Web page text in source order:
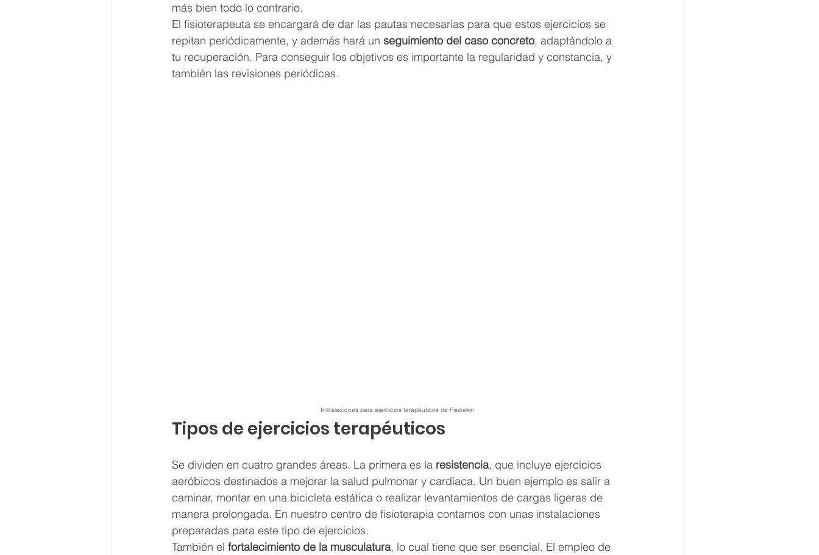
más bien todo lo contrario.
El fisioterapeuta se encargará de dar las pautas necesarias para que estos ejercicios se
repitan periódicamente, y además hará un seguimiento del caso concreto, adaptándolo a
tu recuperación. Para conseguir los objetivos es importante la regularidad y constancia, y
también las revisiones periódicas.
Instalaciones para ejercicios terapéuticos de Fisioekin
​Tipos de ejercicios terapéuticos
Se dividen en cuatro grandes áreas. La primera es la resistencia, que incluye ejercicios
aeróbicos destinados a mejorar la salud pulmonar y cardíaca. Un buen ejemplo es salir a
caminar, montar en una bicicleta estática o realizar levantamientos de cargas ligeras de
manera prolongada. En nuestro centro de fisioterapia contamos con unas instalaciones
preparadas para este tipo de ejercicios.
También el fortalecimiento de la musculatura, lo cual tiene que ser esencial. El empleo de